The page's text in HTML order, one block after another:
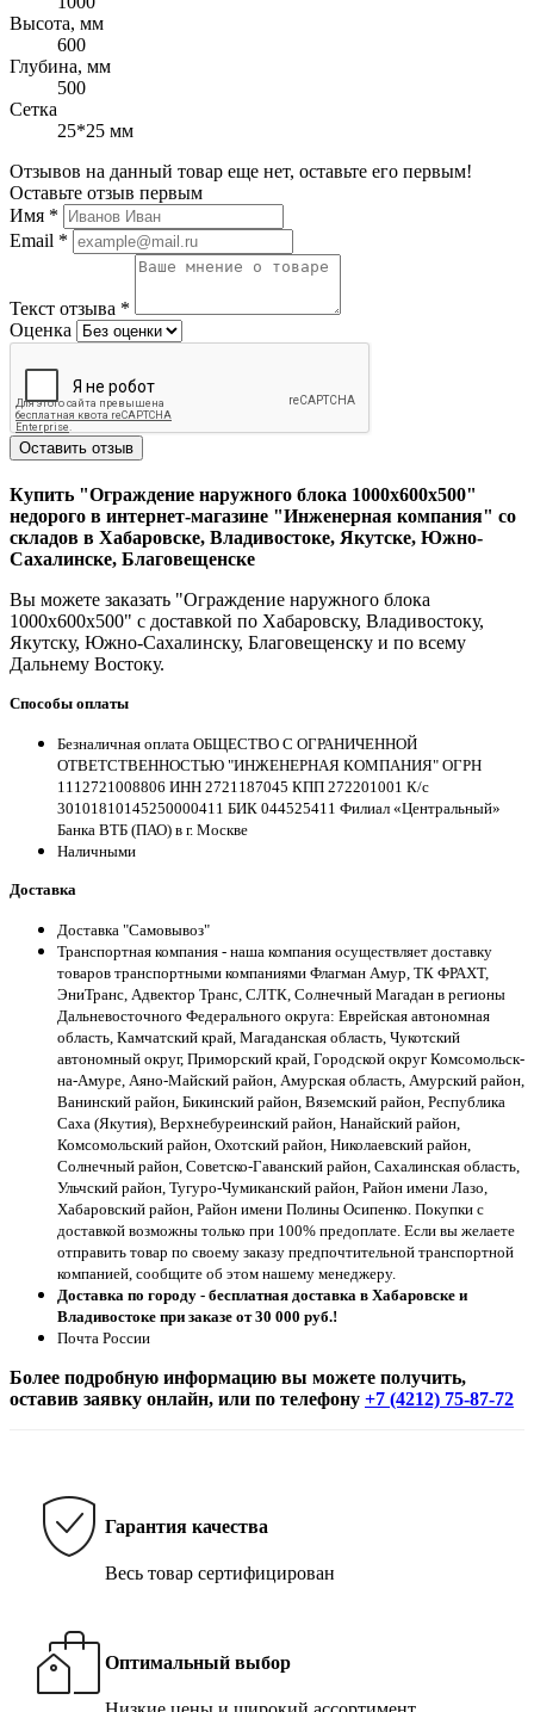
Высота, мм
600
Глубина, мм
500
Сетка
25*25 мм
Отзывов на данный товар еще нет, оставьте его первым!
Оставьте отзыв первым
Имя *
Email *
Текст отзыва *
Оценка
Оставить отзыв
Купить "Ограждение наружного блока 1000х600х500"
недорого в интернет-магазине "Инженерная компания" со
складов в Хабаровске, Владивостоке, Якутске, Южно-
Сахалинске, Благовещенске
Вы можете заказать "Ограждение наружного блока
1000х600х500" с доставкой по Хабаровску, Владивостоку,
Якутску, Южно-Сахалинску, Благовещенску и по всему
Дальнему Востоку.
Способы оплаты
Безналичная оплата ОБЩЕСТВО С ОГРАНИЧЕННОЙ
ОТВЕТСТВЕННОСТЬЮ "ИНЖЕНЕРНАЯ КОМПАНИЯ" ОГРН
1112721008806 ИНН 2721187045 КПП 272201001 К/с
30101810145250000411 БИК 044525411 Филиал «Центральный»
Банка ВТБ (ПАО) в г. Москве
Наличными
Доставка
Доставка "Самовывоз"
Транспортная компания - наша компания осуществляет доставку
товаров транспортными компаниями Флагман Амур, ТК ФРАХТ,
ЭниТранс, Адвектор Транс, СЛТК, Солнечный Магадан в регионы
Дальневосточного Федерального округа: Еврейская автономная
область, Камчатский край, Магаданская область, Чукотский
автономный округ, Приморский край, Городской округ Комсомольск-
на-Амуре, Аяно-Майский район, Амурская область, Амурский район,
Ванинский район, Бикинский район, Вяземский район, Республика
Саха (Якутия), Верхнебуреинский район, Нанайский район,
Комсомольский район, Охотский район, Николаевский район,
Солнечный район, Советско-Гаванский район, Сахалинская область,
Ульчский район, Тугуро-Чумиканский район, Район имени Лазо,
Хабаровский район, Район имени Полины Осипенко. Покупки с
доставкой возможны только при 100% предоплате. Если вы желаете
отправить товар по своему заказу предпочтительной транспортной
компанией, сообщите об этом нашему менеджеру.
Доставка по городу - бесплатная доставка в Хабаровске и
Владивостоке при заказе от 30 000 руб.!
Почта России
Более подробную информацию вы можете получить,
оставив заявку онлайн, или по телефону +7 (4212) 75-87-72
Гарантия качества
Весь товар сертифицирован
Оптимальный выбор